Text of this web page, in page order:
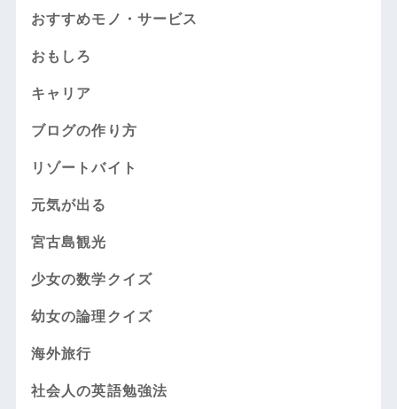
おすすめモノ・サービス
おもしろ
キャリア
ブログの作り方
リゾートバイト
元気が出る
宮古島観光
少女の数学クイズ
幼女の論理クイズ
海外旅行
社会人の英語勉強法